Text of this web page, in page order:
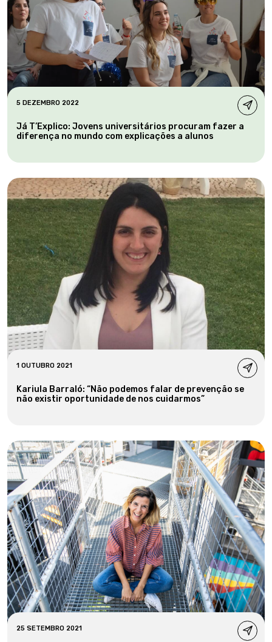
5 DEZEMBRO 2022
Já T’Explico: Jovens universitários procuram fazer a
diferença no mundo com explicações a alunos
1 OUTUBRO 2021
Kariula Barraló: “Não podemos falar de prevenção se
não existir oportunidade de nos cuidarmos”
25 SETEMBRO 2021